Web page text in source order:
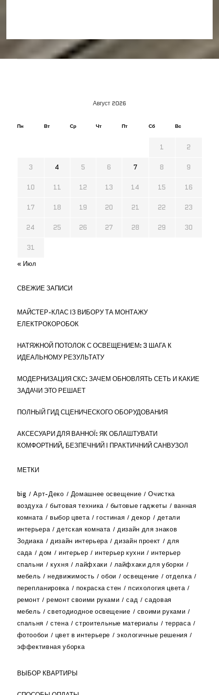
Август 2026
Пн Вт Ср Чт Пт Сб Вс
1 2
3 4 5 6 7 8 9
10 11 12 13 14 15 16
17 18 19 20 21 22 23
24 25 26 27 28 29 30
31
« Июл
СВЕЖИЕ ЗАПИСИ
МАЙСТЕР-КЛАС ІЗ ВИБОРУ ТА МОНТАЖУ
ЕЛЕКТРОКОРОБОК
НАТЯЖНОЙ ПОТОЛОК С ОСВЕЩЕНИЕМ: 3 ШАГА К
ИДЕАЛЬНОМУ РЕЗУЛЬТАТУ
МОДЕРНИЗАЦИЯ СКС: ЗАЧЕМ ОБНОВЛЯТЬ СЕТЬ И КАКИЕ
ЗАДАЧИ ЭТО РЕШАЕТ
ПОЛНЫЙ ГИД СЦЕНИЧЕСКОГО ОБОРУДОВАНИЯ
АКСЕСУАРИ ДЛЯ ВАННОЇ: ЯК ОБЛАШТУВАТИ
КОМФОРТНИЙ, БЕЗПЕЧНИЙ І ПРАКТИЧНИЙ САНВУЗОЛ
МЕТКИ
big Арт-Деко Домашнее освещение
Очистка
воздуха
бытовая техника бытовые гаджеты
ванная
комната
выбор цвета гостиная декор
детали
интерьера
детская комната
дизайн для знаков
Зодиака
дизайн интерьера дизайн проект
для
сада
дом интерьер интерьер кухни
интерьер
спальни
кухня лайфхаки
лайфхаки для уборки
мебель
недвижимость обои освещение
отделка
перепланировка
покраска стен
психология цвета
ремонт
ремонт своими руками сад
садовая
мебель
светодиодное освещение
своими руками
спальня
стена строительные материалы
терраса
фотообои
цвет в интерьере
экологичные решения
эффективная уборка
ВЫБОР КВАРТИРЫ